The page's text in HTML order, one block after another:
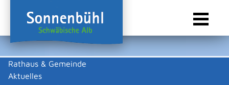
Rathaus & Gemeinde
Aktuelles
Sie sind hier: